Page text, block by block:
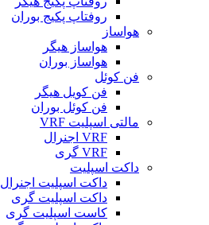
روفتاپ پکیج بوران
هواساز
هواساز هیگر
هواساز بوران
فن کوئل
فن کویل هیگر
فن کوئل بوران
مالتی اسپلیت VRF
VRF اجنرال
VRF گری
داکت اسپلیت
داکت اسپلیت اجنرال
داکت اسپلیت گری
کاست اسپلیت گری